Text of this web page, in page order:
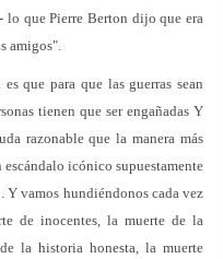
lo que Pierre Berton dijo que era
amigos".
que para que las guerras sean
tienen que ser engañadas Y
razonable que la manera más
escándalo icónico supuestamente
vamos hundiéndonos cada vez
de inocentes, la muerte de la
la historia honesta, la muerte